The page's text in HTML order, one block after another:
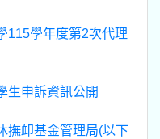
115學年度第2次代理
生申訴資訊公開
撫卹基金管理局(以下